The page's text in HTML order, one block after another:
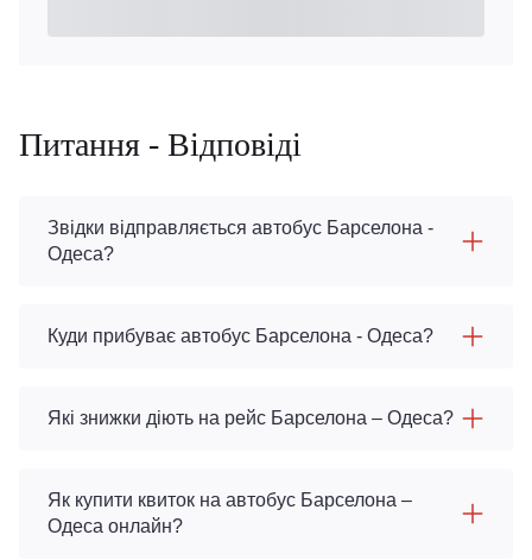
Питання - Відповіді
Звідки відправляється автобус Барселона -
Одеса?
Куди прибуває автобус Барселона - Одеса?
Які знижки діють на рейс Барселона – Одеса?
Як купити квиток на автобус Барселона –
Одеса онлайн?